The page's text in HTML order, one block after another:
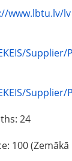
www.lbtu.lv/lv
24
100 (Zemākā